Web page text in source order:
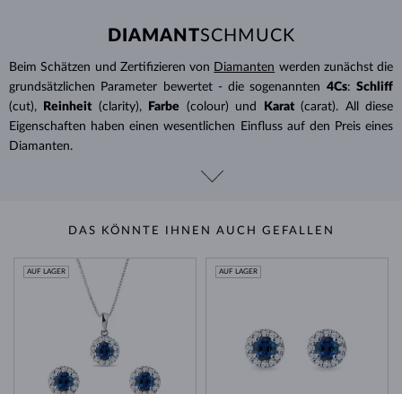
DIAMANTSCHMUCK
Beim Schätzen und Zertifizieren von Diamanten werden zunächst die
grundsätzlichen Parameter bewertet - die sogenannten 4Cs: Schliff
(cut),
Reinheit (clarity), Farbe (colour) und Karat (carat). All diese
Eigenschaften haben einen wesentlichen Einfluss auf den Preis eines
Diamanten.
DAS KÖNNTE IHNEN AUCH GEFALLEN
AUF LAGER AUF LAGER